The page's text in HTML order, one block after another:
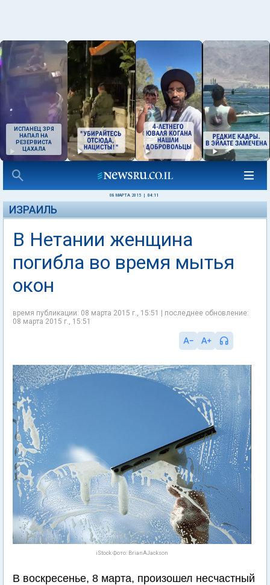
ИСПАНЕЦ ЗРЯ
НАПАЛ НА
РЕЗЕРВИСТА
ЦАХАЛА
08 МАРТА 2015 04:11
ИЗРАИЛЬ
В Нетании женщина
погибла во время мытья
окон
время публикации: 08 марта 2015 г., 15:51 | последнее обновление:
08 марта 2015 г., 15:51
iStock Фото: BrianAJackson
В воскресенье, 8 марта, произошел несчастный